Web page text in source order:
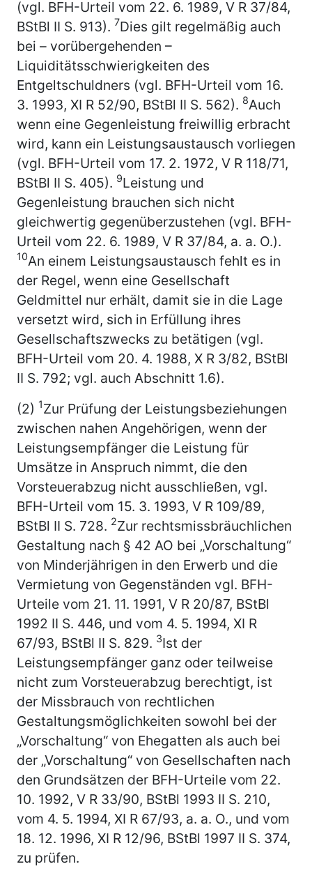
(vgl. BFH-Urteil vom 22. 6. 1989, V R 37/84,
BStBl II S. 913). 7Dies gilt regelmäßig auch
bei – vorübergehenden –
Liquiditätsschwierigkeiten des
Entgeltschuldners (vgl. BFH-Urteil vom 16.
3. 1993, XI R 52/90, BStBl II S. 562). 8Auch
wenn eine Gegenleistung freiwillig erbracht
wird, kann ein Leistungsaustausch vorliegen
(vgl. BFH-Urteil vom 17. 2. 1972, V R 118/71,
BStBl II S. 405). 9Leistung und
Gegenleistung brauchen sich nicht
gleichwertig gegenüberzustehen (vgl. BFH-
Urteil vom 22. 6. 1989, V R 37/84, a. a. O.).
10An einem Leistungsaustausch fehlt es in
der Regel, wenn eine Gesellschaft
Geldmittel nur erhält, damit sie in die Lage
versetzt wird, sich in Erfüllung ihres
Gesellschaftszwecks zu betätigen (vgl.
BFH-Urteil vom 20. 4. 1988, X R 3/82, BStBl
II S. 792; vgl. auch Abschnitt 1.6).
(2) 1Zur Prüfung der Leistungsbeziehungen
zwischen nahen Angehörigen, wenn der
Leistungsempfänger die Leistung für
Umsätze in Anspruch nimmt, die den
Vorsteuerabzug nicht ausschließen, vgl.
BFH-Urteil vom 15. 3. 1993, V R 109/89,
BStBl II S. 728. 2Zur rechtsmissbräuchlichen
Gestaltung nach § 42 AO bei „Vorschaltung“
von Minderjährigen in den Erwerb und die
Vermietung von Gegenständen vgl. BFH-
Urteile vom 21. 11. 1991, V R 20/87, BStBl
1992 II S. 446, und vom 4. 5. 1994, XI R
67/93, BStBl II S. 829. 3Ist der
Leistungsempfänger ganz oder teilweise
nicht zum Vorsteuerabzug berechtigt, ist
der Missbrauch von rechtlichen
Gestaltungsmöglichkeiten sowohl bei der
„Vorschaltung“ von Ehegatten als auch bei
der „Vorschaltung“ von Gesellschaften nach
den Grundsätzen der BFH-Urteile vom 22.
10. 1992, V R 33/90, BStBl 1993 II S. 210,
vom 4. 5. 1994, XI R 67/93, a. a. O., und vom
18. 12. 1996, XI R 12/96, BStBl 1997 II S. 374,
zu prüfen.